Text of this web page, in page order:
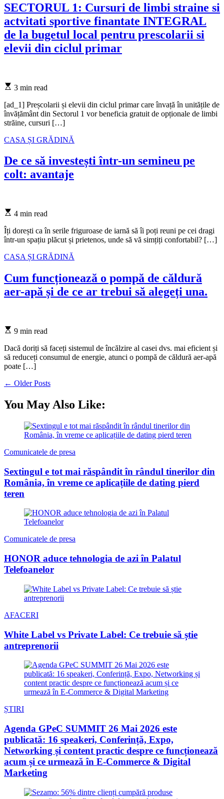
SECTORUL 1: Cursuri de limbi straine si
actvitati sportive finantate INTEGRAL
de la bugetul local pentru prescolarii si
elevii din ciclul primar
Estimated
time
3 min read
[ad_1] Preșcolarii și elevii din ciclul primar care învață în unitățile de
învățământ din Sectorul 1 vor beneficia gratuit de opționale de limbi
străine, cursuri […]
Categories
CASA ȘI GRĂDINĂ
De ce să investești într-un semineu pe
colt: avantaje
Estimated
time
4 min read
Îți dorești ca în serile friguroase de iarnă să îi poți reuni pe cei dragi
într-un spațiu plăcut și prietenos, unde să vă simțiți confortabil? […]
Categories
CASA ȘI GRĂDINĂ
Cum funcționează o pompă de căldură
aer-apă și de ce ar trebui să alegeți una.
Estimated
time
9 min read
Dacă doriți să faceți sistemul de încălzire al casei dvs. mai eficient și
să reduceți consumul de energie, atunci o pompă de căldură aer-apă
poate […]
Navigare
în
articole
← Older Posts
You May Also Like:
Comunicatele de presa
Sextingul e tot mai răspândit în rândul tinerilor din
România, în vreme ce aplicațiile de dating pierd
teren
Comunicatele de presa
HONOR aduce tehnologia de azi în Palatul
Telefoanelor
AFACERI
White Label vs Private Label: Ce trebuie să știe
antreprenorii
ȘTIRI
Agenda GPeC SUMMIT 26 Mai 2026 este
publicată: 16 speakeri, Conferință, Expo,
Networking și content practic despre ce funcționează
acum și ce urmează în E-Commerce & Digital
Marketing